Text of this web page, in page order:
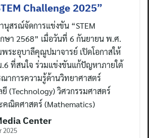
Challenge 2025”
นุสรณ์จัดการแข่งขัน “STEM
ษา 2568” เมื่อวันที่ 6 กันยายน พ.ศ.
ระอุบาลีคุณูปมาจารย์ เปิดโอกาสให้
.6 ที่สนใจ ร่วมแข่งขันแก้ปัญหาภายใต้
าการความรู้ด้านวิทยาศาสตร์
ยี (Technology) วิศวกรรมศาสตร์
คณิตศาสตร์ (Mathematics)
Center
2025